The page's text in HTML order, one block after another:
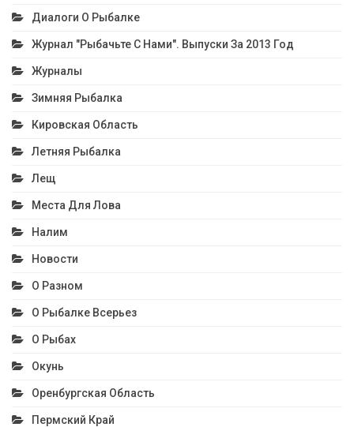
Диалоги О Рыбалке
Журнал "Рыбачьте С Нами". Выпуски За 2013 Год
Журналы
Зимняя Рыбалка
Кировская Область
Летняя Рыбалка
Лещ
Места Для Лова
Налим
Новости
О Разном
О Рыбалке Всерьез
О Рыбах
Окунь
Оренбургская Область
Пермский Край